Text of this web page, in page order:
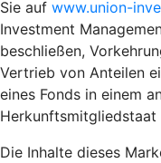
Sie auf www.union-
Investment
beschließen,
Vertrieb von Anteilen
eines Fonds in einem
Die Inhalte dieses